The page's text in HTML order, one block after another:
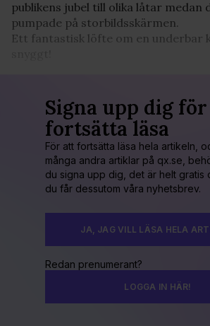
publikens jubel till olika låtar medan
pumpade på storbildsskärmen.
Ett fantastisk löfte om en underbar
Signa upp dig
fortsätta läsa
För att fortsätta läsa hela artikeln,
många andra artiklar på qx.se,
du signa upp dig, det är helt gratis
du får dessutom våra nyhetsbrev.
JA, JAG VILL LÄSA HELA
Redan prenumerant?
LOGGA IN HÄR!